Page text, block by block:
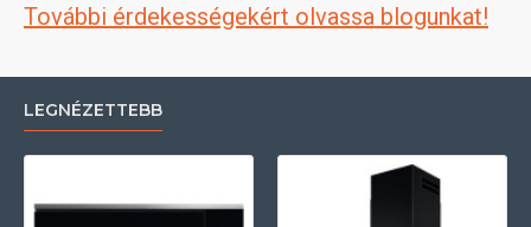
További érdekességekért olvassa blogunkat!
LEGNÉZETTEBB